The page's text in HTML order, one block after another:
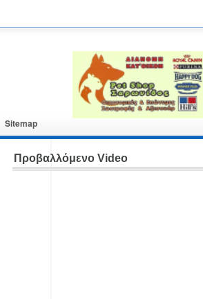
Sitemap
Προβαλλόμενο Video